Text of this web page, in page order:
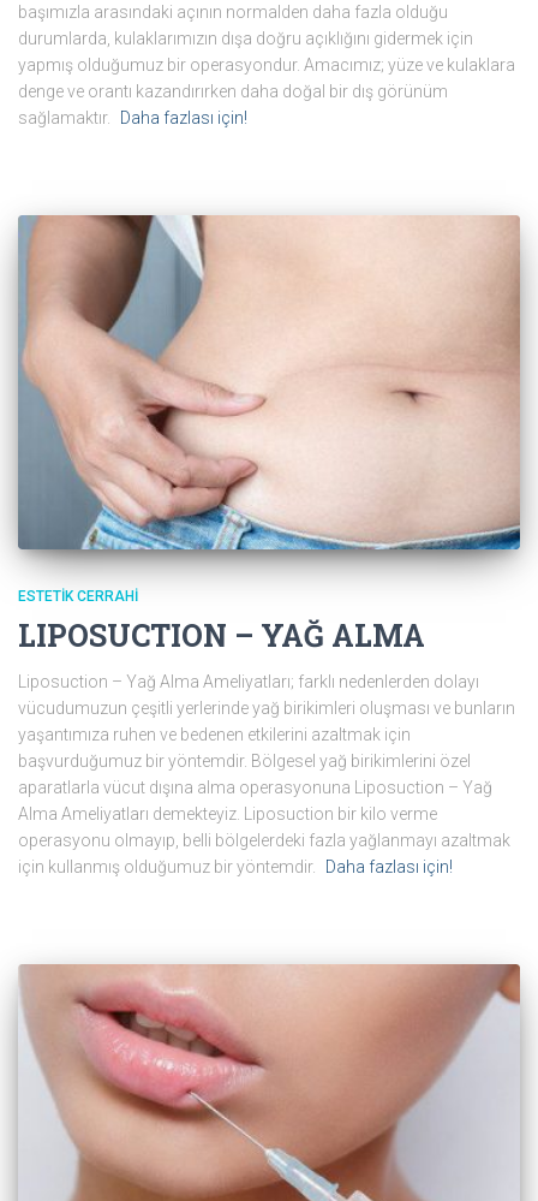
başımızla arasındaki açının normalden daha fazla olduğu
durumlarda, kulaklarımızın dışa doğru açıklığını gidermek için
yapmış olduğumuz bir operasyondur. Amacımız; yüze ve kulaklara
denge ve orantı kazandırırken daha doğal bir dış görünüm
sağlamaktır.
Daha fazlası için!
ESTETIK CERRAHI
LIPOSUCTION – YAĞ ALMA
Liposuction – Yağ Alma Ameliyatları; farklı nedenlerden dolayı
vücudumuzun çeşitli yerlerinde yağ birikimleri oluşması ve bunların
yaşantımıza ruhen ve bedenen etkilerini azaltmak için
başvurduğumuz bir yöntemdir. Bölgesel yağ birikimlerini özel
aparatlarla vücut dışına alma operasyonuna Liposuction – Yağ
Alma Ameliyatları demekteyiz. Liposuction bir kilo verme
operasyonu olmayıp, belli bölgelerdeki fazla yağlanmayı azaltmak
için kullanmış olduğumuz bir yöntemdir.
Daha fazlası için!